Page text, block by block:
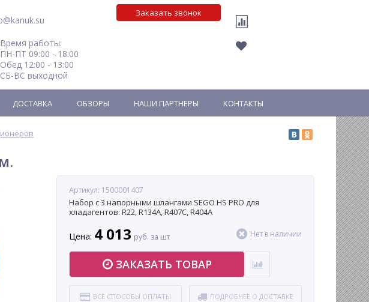
Время работы:
ПН-ПТ 09:00 - 18:00
Обед 12:00 - 13:00
СБ-ВС выходной
Заказать звонок
ДОСТАВКА ОБЗОРЫ НАШИ ПАРТНЕРЫ КОНТАКТЫ
Артикул: 1500001407
Набор с 3 напорными шлангами SEGO HS PRO для
хладагентов: R22, R134A, R407C, R404A
Цена: 4 013 руб. за шт Нет в наличии
ЗАКАЗАТЬ ТОВАР
ВСЕ СПОСОБЫ ОПЛАТЫ ПОДРОБНЕЕ О ДОСТАВКЕ